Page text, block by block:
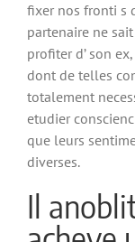
fixer nos fronti s
partenaire ne
profiter d’ son
dont de telles
totalement
etudier
que leurs
diverses.
Il